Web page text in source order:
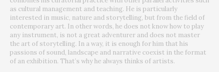
as cultural management and teaching. He is particularly
interested in music, nature and storytelling, but from the field of
contemporary art. In other words, he does not know how to play
any instrument, is not a great adventurer and does not master
the art of storytelling. In a way, it is enough for him that his
passions of sound, landscape and narrative coexist in the format
of an exhibition. That’s why he always thinks of artists.